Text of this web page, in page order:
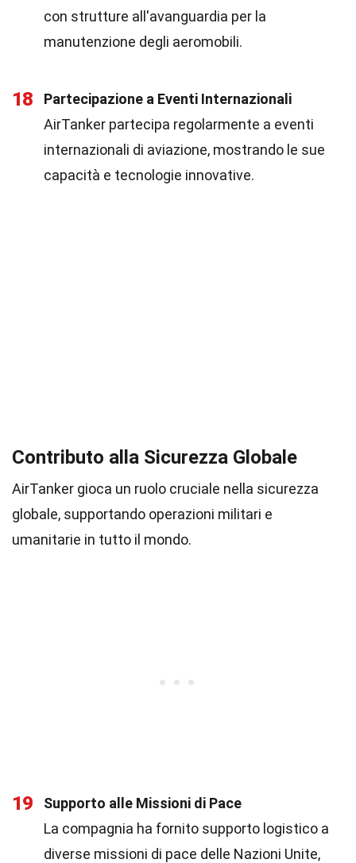
con strutture all'avanguardia per la
manutenzione degli aeromobili.
18
Partecipazione a Eventi Internazionali
AirTanker partecipa regolarmente a eventi
internazionali di aviazione, mostrando le sue
capacità e tecnologie innovative.
Contributo alla Sicurezza Globale
AirTanker gioca un ruolo cruciale nella sicurezza
globale, supportando operazioni militari e
umanitarie in tutto il mondo.
19
Supporto alle Missioni di Pace
La compagnia ha fornito supporto logistico a
diverse missioni di pace delle Nazioni Unite,